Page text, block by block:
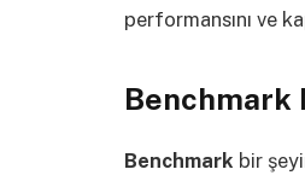
performansını ve
Benchmark
Benchmark bir